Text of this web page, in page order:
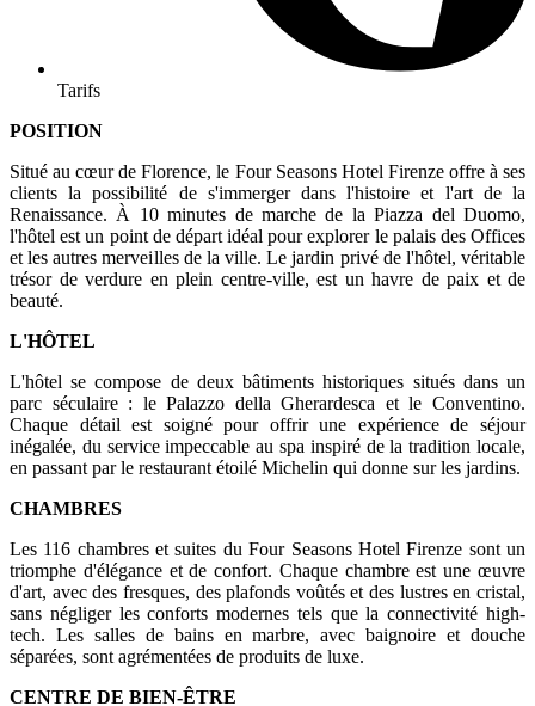
Tarifs
POSITION
Situé au cœur de Florence, le Four Seasons Hotel Firenze offre à ses
clients la possibilité de s'immerger dans l'histoire et l'art de la
Renaissance. À 10 minutes de marche de la Piazza del Duomo,
l'hôtel est un point de départ idéal pour explorer le palais des Offices
et les autres merveilles de la ville. Le jardin privé de l'hôtel, véritable
trésor de verdure en plein centre-ville, est un havre de paix et de
beauté.
L'HÔTEL
L'hôtel se compose de deux bâtiments historiques situés dans un
parc séculaire : le Palazzo della Gherardesca et le Conventino.
Chaque détail est soigné pour offrir une expérience de séjour
inégalée, du service impeccable au spa inspiré de la tradition locale,
en passant par le restaurant étoilé Michelin qui donne sur les jardins.
CHAMBRES
Les 116 chambres et suites du Four Seasons Hotel Firenze sont un
triomphe d'élégance et de confort. Chaque chambre est une œuvre
d'art, avec des fresques, des plafonds voûtés et des lustres en cristal,
sans négliger les conforts modernes tels que la connectivité high-
tech. Les salles de bains en marbre, avec baignoire et douche
séparées, sont agrémentées de produits de luxe.
CENTRE DE BIEN-ÊTRE